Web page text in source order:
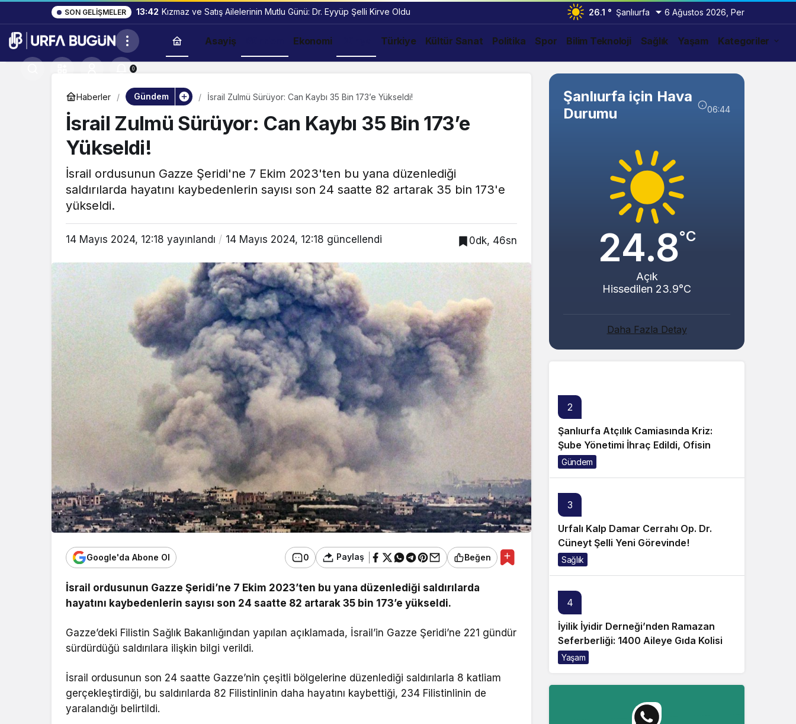
SON GELIŞMELER 13:42 Kızmaz ve Satış Ailelerinin Mutlu Günü: Dr. Eyyüp Şelli Kirve Oldu 26.1 ° Şanlıurfa 6 Ağustos 2026, Per
Asayiş Ekonomi Türkiye Kültür Sanat Politika Spor Bilim Teknoloji Sağlık Yaşam Kategoriler
0
Haberler Gündem İsrail Zulmü Sürüyor: Can Kaybı 35 Bin 173’e Yükseldi!
İsrail Zulmü Sürüyor: Can Kaybı 35 Bin 173’e
Yükseldi!
İsrail ordusunun Gazze Şeridi'ne 7 Ekim 2023'ten bu yana düzenlediği
saldırılarda hayatını kaybedenlerin sayısı son 24 saatte 82 artarak 35 bin 173'e
yükseldi.
14 Mayıs 2024, 12:18 yayınlandı 14 Mayıs 2024, 12:18 güncellendi 0dk, 46sn
Google'da Abone Ol 0 Paylaş Beğen
İsrail ordusunun Gazze Şeridi’ne 7 Ekim 2023’ten bu yana düzenlediği saldırılarda
hayatını kaybedenlerin sayısı son 24 saatte 82 artarak 35 bin 173’e yükseldi.
Gazze’deki Filistin Sağlık Bakanlığından yapılan açıklamada, İsrail’in Gazze Şeridi’ne 221 gündür
sürdürdüğü saldırılara ilişkin bilgi verildi.
İsrail ordusunun son 24 saatte Gazze’nin çeşitli bölgelerine düzenlediği saldırılarla 8 katliam
gerçekleştirdiği, bu saldırılarda 82 Filistinlinin daha hayatını kaybettiği, 234 Filistinlinin de
yaralandığı belirtildi.
Şanlıurfa için Hava
Durumu
06:44
24.8°C
Açık
Hissedilen 23.9°C
Daha Fazla Detay
Abacı ve Abul Ailelerinin Mutlu Günü!
2
Şanlıurfa Atçılık Camiasında Kriz:
Şube Yönetimi İhraç Edildi, Ofisin
Taşınmasına Tepki Büyüyor!
Gündem
3
Urfalı Kalp Damar Cerrahı Op. Dr.
Cüneyt Şelli Yeni Görevinde!
Sağlık
4
İyilik İyidir Derneği’nden Ramazan
Seferberliği: 1400 Aileye Gıda Kolisi
Yaşam